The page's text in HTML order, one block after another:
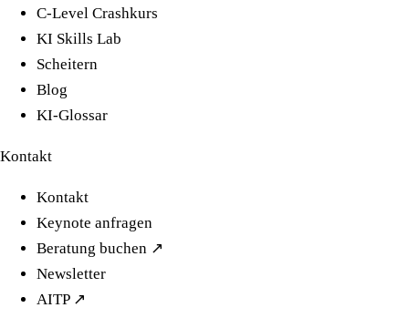
C-Level Crashkurs
KI Skills Lab
Scheitern
Blog
KI-Glossar
Kontakt
Kontakt
Keynote anfragen
Beratung buchen ↗
Newsletter
AITP ↗